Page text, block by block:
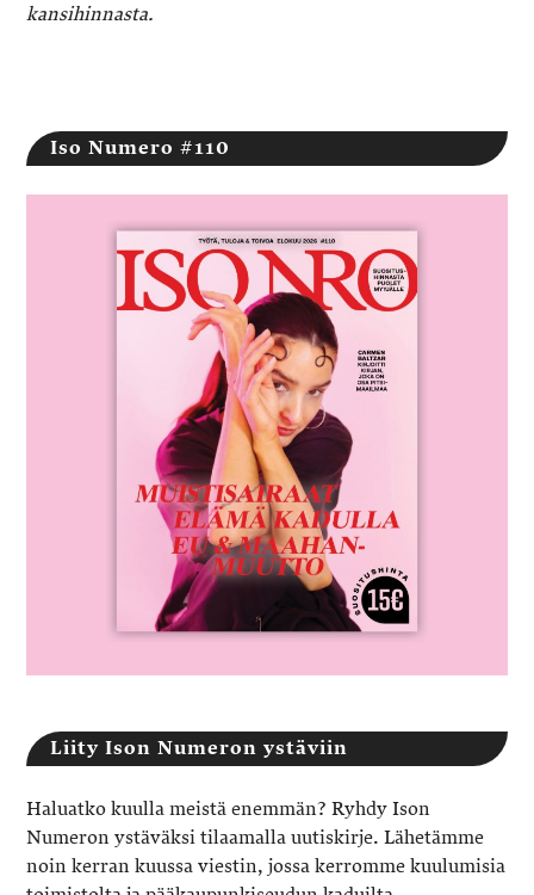
kansihinnasta.
Iso Numero #110
Liity Ison Numeron ystäviin
Haluatko kuulla meistä enemmän? Ryhdy Ison
Numeron ystäväksi tilaamalla uutiskirje. Lähetämme
noin kerran kuussa viestin, jossa kerromme kuulumisia